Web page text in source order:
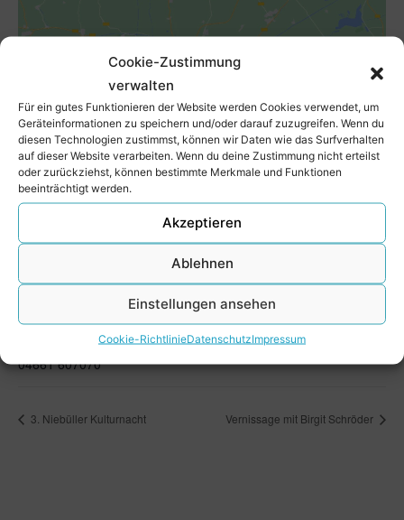
Cookie-Zustimmung
verwalten
Für ein gutes Funktionieren der Website werden Cookies verwendet, um
Geräteinformationen zu speichern und/oder darauf zuzugreifen. Wenn du
diesen Technologien zustimmst, können wir Daten wie das Surfverhalten
auf dieser Website verarbeiten. Wenn du deine Zustimmung nicht erteilst
oder zurückziehst, können bestimmte Merkmale und Funktionen
beeinträchtigt werden.
Akzeptieren
Ablehnen
Einstellungen ansehen
Cookie-RichtlinieDatenschutzImpressum
VERANSTALTUNGSORT
Westersteig 2
Niebüll
Google Karte anzeigen
04661 607070
Klicke hier, um Marketing-Cookies zu
akzeptieren und diesen Inhalt zu aktivieren
3. Niebüller Kulturnacht Vernissage mit Birgit Schröder